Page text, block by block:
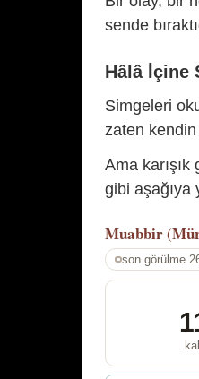
sende
Hâlâ İçine
Simgeleri
zaten
Ama
gibi aşağıya
Muabbir
son görülme